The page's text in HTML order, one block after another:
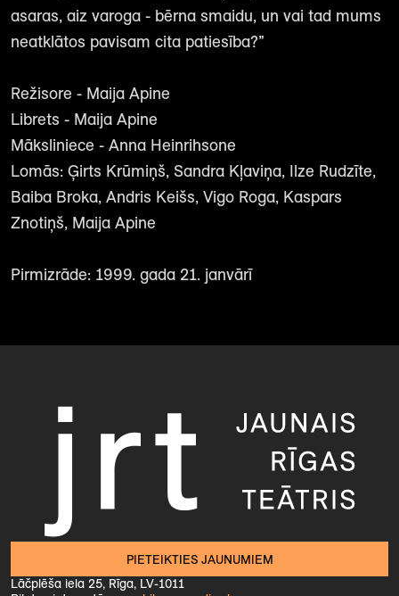
asaras, aiz varoga - bērna smaidu, un vai tad mums
neatklātos pavisam cita patiesība?”
Režisore - Maija Apine
Librets - Maija Apine
Māksliniece - Anna Heinrihsone
Lomās: Ģirts Krūmiņš, Sandra Kļaviņa, Ilze Rudzīte,
Baiba Broka, Andris Keišs, Vigo Roga, Kaspars
Znotiņš, Maija Apine
Pirmizrāde: 1999. gada 21. janvārī
PIETEIKTIES JAUNUMIEM
Lāčplēša iela 25, Rīga, LV-1011